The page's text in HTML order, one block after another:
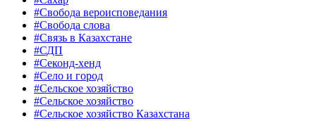
#Свобода вероисповедания
#Свобода слова
#Связь в Казахстане
#СДП
#Секонд-хенд
#Село и город
#Сельское хозяйство
#Сельское хозяйство
#Сельское хозяйство Казахстана